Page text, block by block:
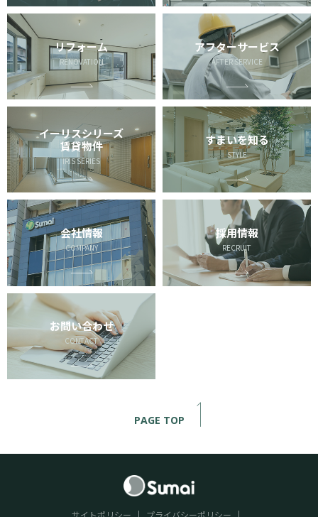
リフォーム
RENOVATION
アフターサービス
AFTER SERVICE
イーリスシリーズ
賃貸物件
IRIS SERIES
すまいを知る
STYLE
会社情報
COMPANY
採用情報
RECRUIT
お問い合わせ
CONTACT
PAGE TOP